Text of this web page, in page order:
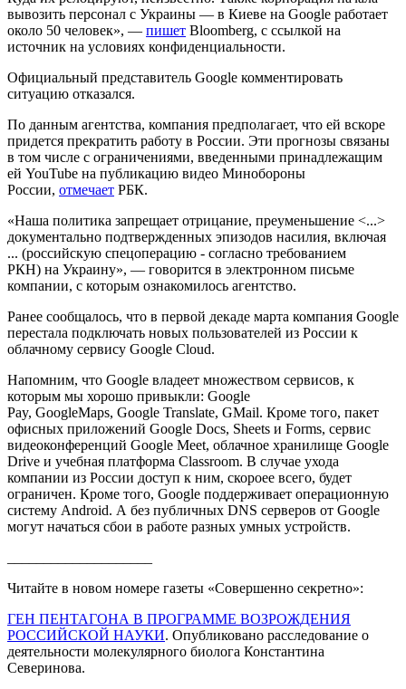
вывозить персонал с Украины — в Киеве на Google работает
около 50 человек», — пишет Bloomberg, с ссылкой на
источник на условиях конфиденциальности.
Официальный представитель Google комментировать
ситуацию отказался.
По данным агентства, компания предполагает, что ей вскоре
придется прекратить работу в России. Эти прогнозы связаны
в том числе с ограничениями, введенными принадлежащим
ей YouTube на публикацию видео Минобороны
России, отмечает РБК.
«Наша политика запрещает отрицание, преуменьшение <...>
документально подтвержденных эпизодов насилия, включая
... (российскую спецоперацию - согласно требованием
РКН) на Украину», — говорится в электронном письме
компании, с которым ознакомилось агентство.
Ранее сообщалось, что в первой декаде марта компания Google
перестала подключать новых пользователей из России к
облачному сервису Google Cloud.
Напомним, что Google владеет множеством сервисов, к
которым мы хорошо привыкли: Google
Pay, GoogleMaps, Google Translate, GMail. Кроме того, пакет
офисных приложений Google Docs, Sheets и Forms, сервис
видеоконференций Google Meet, облачное хранилище Google
Drive и учебная платформа Classroom. В случае ухода
компании из России доступ к ним, скороее всего, будет
ограничен. Кроме того, Google поддерживает операционную
систему Android. А без публичных DNS серверов от Google
могут начаться сбои в работе разных умных устройств.
Читайте в новом номере газеты «Совершенно секретно»:
ГЕН ПЕНТАГОНА В ПРОГРАММЕ ВОЗРОЖДЕНИЯ
РОССИЙСКОЙ НАУКИ. Опубликовано расследование о
деятельности молекулярного биолога Константина
Северинова.